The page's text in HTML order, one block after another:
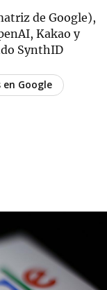
de Google),
Kakao y
SynthID
en Google